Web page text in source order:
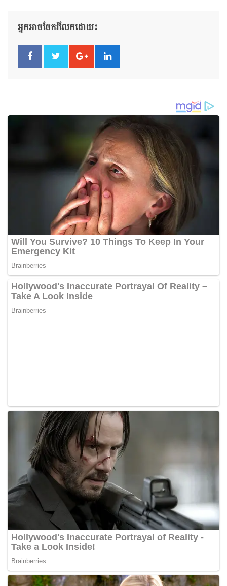
អ្នកអាចចែករំលែកដោយ៖